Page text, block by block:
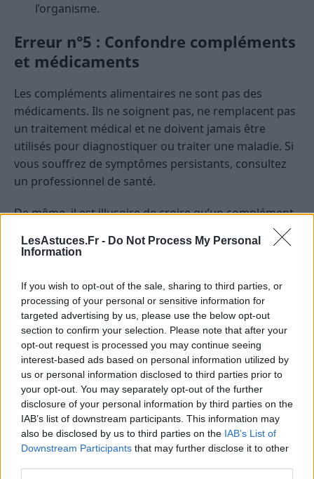
LesAstuces.Fr - Do Not Process My Personal
Information
If you wish to opt-out of the sale, sharing to third parties, or
processing of your personal or sensitive information for
targeted advertising by us, please use the below opt-out
section to confirm your selection. Please note that after your
opt-out request is processed you may continue seeing
interest-based ads based on personal information utilized by
us or personal information disclosed to third parties prior to
your opt-out. You may separately opt-out of the further
disclosure of your personal information by third parties on the
IAB’s list of downstream participants. This information may
also be disclosed by us to third parties on the IAB’s List of
Downstream Participants that may further disclose it to other
l’organisme.
Erreur n°5 : Confondre compléments
et médicaments
Les compléments alimentaires ne sont pas des
médicaments. Ils ne soignent pas, ne remplacent pas
un traitement médical et ne doivent jamais être
utilisés pour diagnostiquer ou traiter une maladie. Si
vous souffrez de symptômes persistants, consultez
un professionnel de santé.
De même, il est illusoire de croire qu’un complément
pourra compenser une mauvaise alimentation, un
manque d’activité physique ou une hygiène de vie
Erreur n°6 : Oublier l’essentiel —
l’alimentation et l’hydratation
On a tendance à l’oublier : la base de la santé reste
une alimentation équilibrée, riche en fruits, légumes,
céréales complètes, protéines variées et bonnes
graisses. Les compléments ne sont que des « plus »
ponctuels.
De même, l’hydratation joue un rôle clé dans
l’assimilation des nutriments et le fonctionnement de